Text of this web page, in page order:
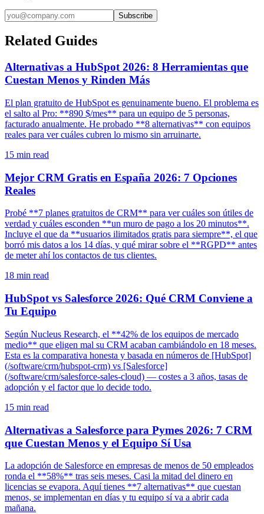
Subscribe
Related Guides
Alternativas a HubSpot 2026: 8 Herramientas que
Cuestan Menos y Rinden Más
El plan gratuito de HubSpot es genuinamente bueno. El problema es
el salto al Pro: **890 $/mes** para un equipo de 5 personas,
facturado anualmente. He probado **8 alternativas** con equipos
reales para ver cuáles cubren lo mismo sin arruinarte.
15 min read
Mejor CRM Gratis en España 2026: 7 Opciones
Reales
Probé **7 planes gratuitos de CRM** para ver cuáles son útiles de
verdad y cuáles esconden **un muro de pago a los 20 minutos**.
Incluye el que da **usuarios ilimitados gratis para siempre**, el que
borró mis datos a los 14 días, y qué mirar sobre el **RGPD** antes
de meter ahí los contactos de tus clientes.
18 min read
HubSpot vs Salesforce 2026: Qué CRM Conviene a
Tu Equipo
Según Nucleus Research, el **42% de los equipos de mercado
medio** que eligen mal su CRM acaban cambiándolo en 18 meses.
Esta es la comparativa honesta y basada en números de [HubSpot]
(/software/crm/hubspot-crm) vs [Salesforce]
(/software/crm/salesforce-sales-cloud) — costes a 3 años, tasas de
adopción y el factor que lo decide todo.
15 min read
Alternativas a Salesforce para Pymes 2026: 7 CRM
que Cuestan Menos y el Equipo Sí Usa
La adopción de Salesforce en empresas de menos de 50 empleados
ronda el **58%** tras seis meses. Casi la mitad del dinero en
licencias se evapora. Aquí tienes **7 alternativas** que cuestan
menos, se implementan en días y tu equipo sí va a abrir cada
mañana.